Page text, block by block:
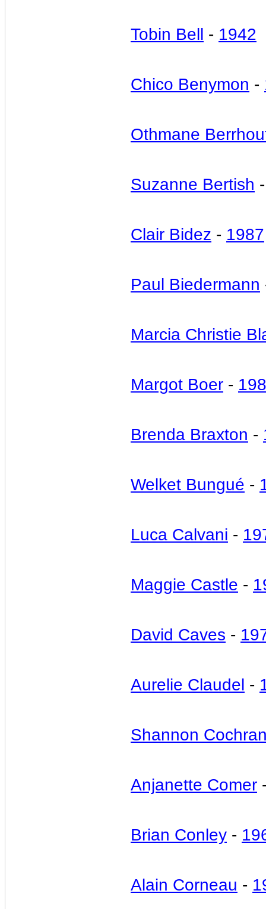
Tobin Bell - 1942
Chico Benymon -
Othmane
Suzanne Bertish
Clair Bidez - 1987
Paul Biedermann
Marcia Christie
Margot Boer -
Brenda Braxton -
Welket Bungué -
Luca Calvani -
Maggie Castle -
David Caves -
Aurelie Claudel -
Shannon
Anjanette Comer
Brian Conley -
Alain Corneau -